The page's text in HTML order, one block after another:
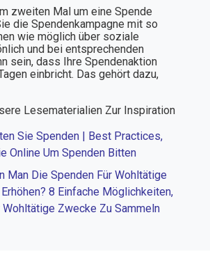
zweiten Mal um eine Spende
die Spendenkampagne mit so
wie möglich über soziale
und bei entsprechenden
sein, dass Ihre Spendenaktion
einbricht. Das gehört dazu,
Lesematerialien Zur Inspiration
Sie Spenden | Best Practices,
Online Um Spenden Bitten
Man Die Spenden Für Wohltätige
8 Einfache Möglichkeiten,
Wohltätige Zwecke Zu Sammeln